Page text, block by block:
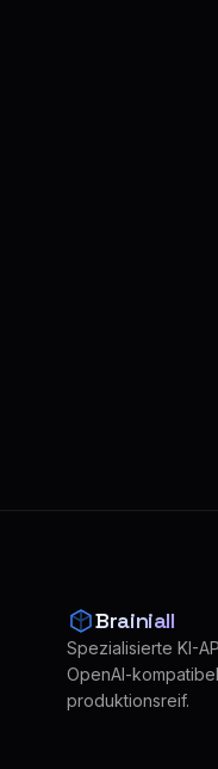
Brainiall
Spezialisierte KI-
OpenAI-
produktionsreif.